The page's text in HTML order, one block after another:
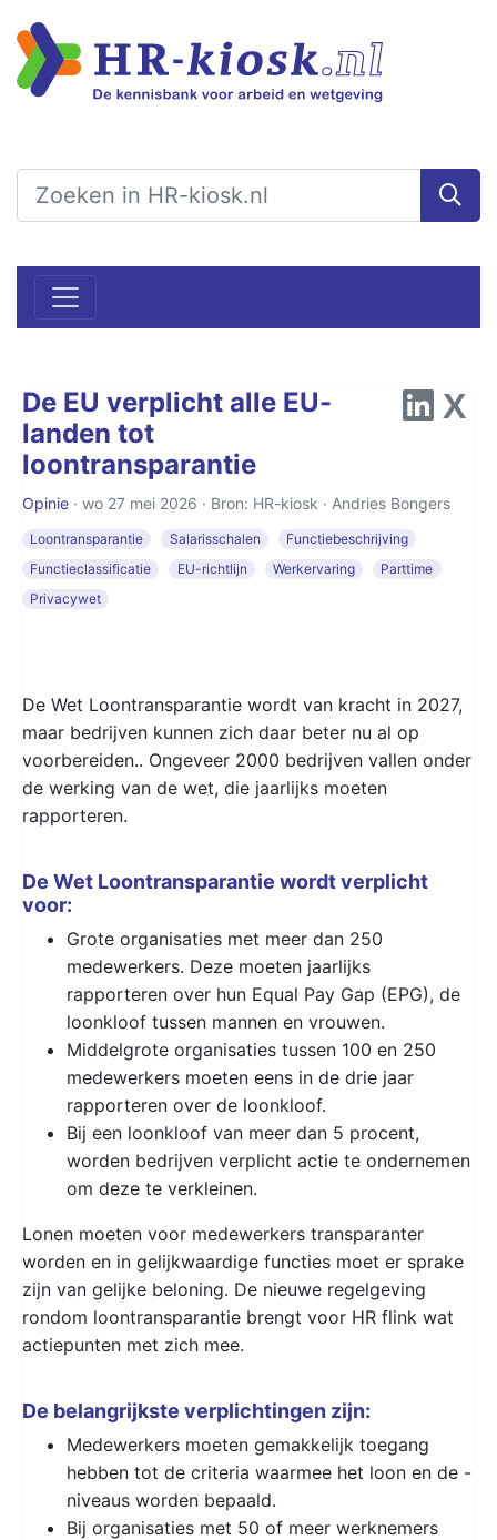
De EU verplicht alle EU-
landen tot
loontransparantie
Opinie · wo 27 mei 2026 · Bron: HR-kiosk · Andries Bongers
Loontransparantie Salarisschalen
Functiebeschrijving
Functieclassificatie
EU-richtlijn Werkervaring
Parttime
Privacywet
De Wet Loontransparantie wordt van kracht in 2027,
maar bedrijven kunnen zich daar beter nu al op
voorbereiden.. Ongeveer 2000 bedrijven vallen onder
de werking van de wet, die jaarlijks moeten
rapporteren.
De Wet Loontransparantie wordt verplicht
voor:
Grote organisaties met meer dan 250
medewerkers. Deze moeten jaarlijks
rapporteren over hun Equal Pay Gap (EPG), de
loonkloof tussen mannen en vrouwen.
Middelgrote organisaties tussen 100 en 250
medewerkers moeten eens in de drie jaar
rapporteren over de loonkloof.
Bij een loonkloof van meer dan 5 procent,
worden bedrijven verplicht actie te ondernemen
om deze te verkleinen.
Lonen moeten voor medewerkers transparanter
worden en in gelijkwaardige functies moet er sprake
zijn van gelijke beloning. De nieuwe regelgeving
rondom loontransparantie brengt voor HR flink wat
actiepunten met zich mee.
De belangrijkste verplichtingen zijn:
Medewerkers moeten gemakkelijk toegang
hebben tot de criteria waarmee het loon en de -
niveaus worden bepaald.
Bij organisaties met 50 of meer werknemers